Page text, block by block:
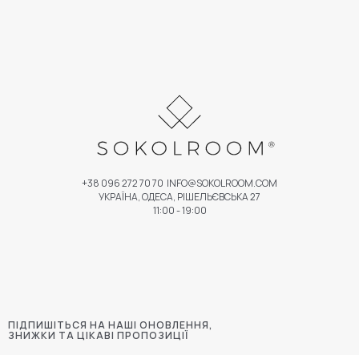
ПІДПИШІТЬСЯ НА НАШІ ОНОВЛЕННЯ,
ЗНИЖКИ ТА ЦІКАВІ ПРОПОЗИЦІЇ
+38 096 272 70 70 INFO@SOKOLROOM.COM
УКРАЇНА, ОДЕСА, РІШЕЛЬЄВСЬКА 27
11:00 - 19:00